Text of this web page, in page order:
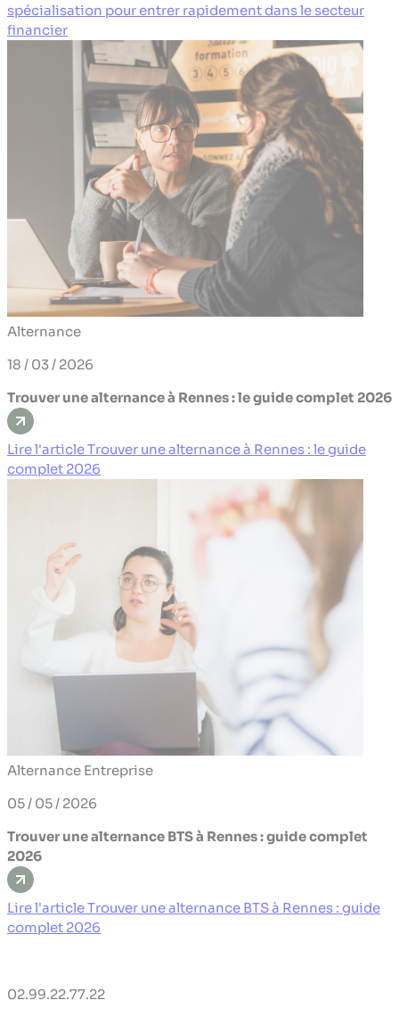
spécialisation pour entrer rapidement dans le secteur
financier
Alternance
18 / 03 / 2026
Trouver une alternance à Rennes : le guide complet 2026
Lire l'article Trouver une alternance à Rennes : le guide
complet 2026
Alternance Entreprise
05 / 05 / 2026
Trouver une alternance BTS à Rennes : guide complet
2026
Lire l'article Trouver une alternance BTS à Rennes : guide
complet 2026
02.99.22.77.22